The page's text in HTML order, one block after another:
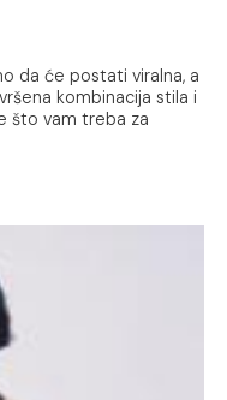
da će postati viralna, a
kombinacija stila i
što vam treba za